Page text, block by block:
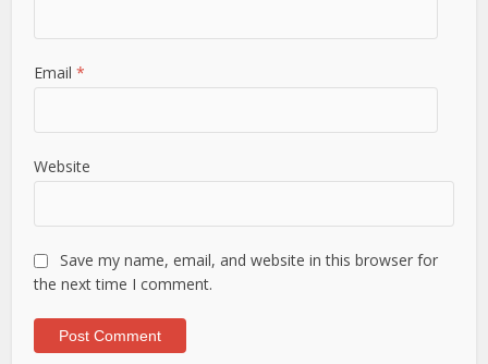
Email*
Website
Save my name, email, and website in this browser for
the next time I comment.